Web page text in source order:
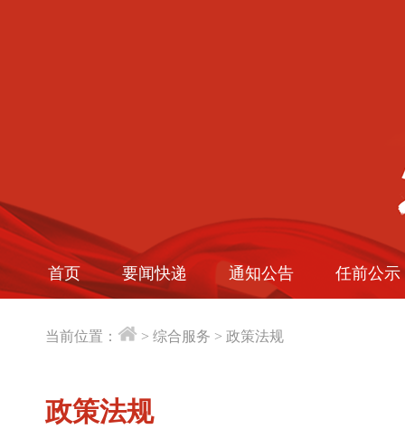
首页 要闻快递 通知公告 任前公示
当前位置： > 综合服务 > 政策法规
政策法规